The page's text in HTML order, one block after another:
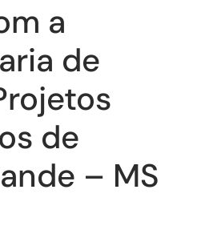
a
de
de
– MS